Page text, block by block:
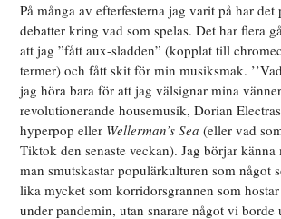
På många av efterfesterna jag varit på har det
debatter kring vad som spelas. Det har flera
att jag ”fått aux-sladden” (kopplat till
termer) och fått skit för min musiksmak.
jag höra bara för att jag välsignar mina
revolutionerande housemusik, Dorian
hyperpop eller Wellerman’s Sea (eller vad
Tiktok den senaste veckan). Jag börjar
man smutskastar populärkulturen som något
lika mycket som korridorsgrannen som
under pandemin, utan snarare något vi borde